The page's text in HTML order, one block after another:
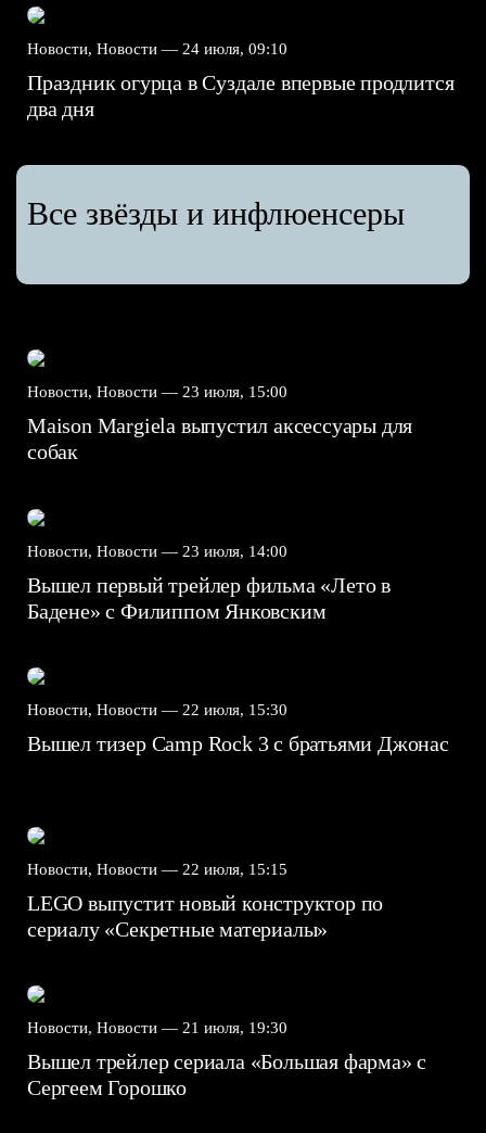
Новости, Новости — 24 июля, 09:10
Праздник огурца в Суздале впервые продлится
два дня
Все звёзды и инфлюенсеры
Новости, Новости — 23 июля, 15:00
Maison Margiela выпустил аксессуары для
собак
Новости, Новости — 23 июля, 14:00
Вышел первый трейлер фильма «Лето в
Бадене» с Филиппом Янковским
Новости, Новости — 22 июля, 15:30
Вышел тизер Camp Rock 3 с братьями Джонас
Новости, Новости — 22 июля, 15:15
LEGO выпустит новый конструктор по
сериалу «Секретные материалы»
Новости, Новости — 21 июля, 19:30
Вышел трейлер сериала «Большая фарма» с
Сергеем Горошко